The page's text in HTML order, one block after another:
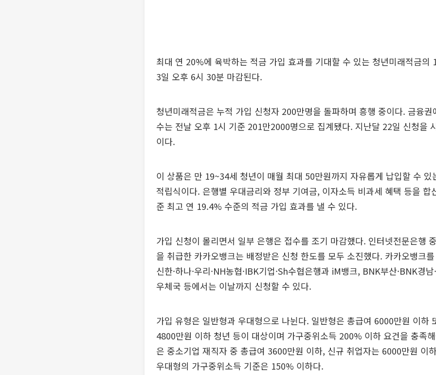
최대 연 20%에 육박하는 적금 가입 효과를 기대할 수 있는 청년미래적금의
3일 오후 6시 30분 마감된다.
청년미래적금은 누적 가입 신청자 200만명을 돌파하며 흥행 중이다. 금융
수는 전날 오후 1시 기준 201만2000명으로 집계됐다. 지난달 22일 신청을
이다.
이 상품은 만 19~34세 청년이 매월 최대 50만원까지 자유롭게 납입할 수 있
적립식이다. 은행별 우대금리와 정부 기여금, 이자소득 비과세 혜택 등을 합
준 최고 연 19.4% 수준의 적금 가입 효과를 낼 수 있다.
가입 신청이 몰리면서 일부 은행은 접수를 조기 마감했다. 인터넷전문은행
을 취급한 카카오뱅크는 배정받은 신청 한도를 모두 소진했다. 카카오뱅크
신한·하나·우리·NH농협·IBK기업·Sh수협은행과 iM뱅크, BNK부산·BNK경남
우체국 등에서는 이날까지 신청할 수 있다.
가입 유형은 일반형과 우대형으로 나뉜다. 일반형은 총급여 6000만원 이하
4800만원 이하 청년 등이 대상이며 가구중위소득 200% 이하 요건을 충족
은 중소기업 재직자 중 총급여 3600만원 이하, 신규 취업자는 6000만원 이
우대형의 가구중위소득 기준은 150% 이하다.